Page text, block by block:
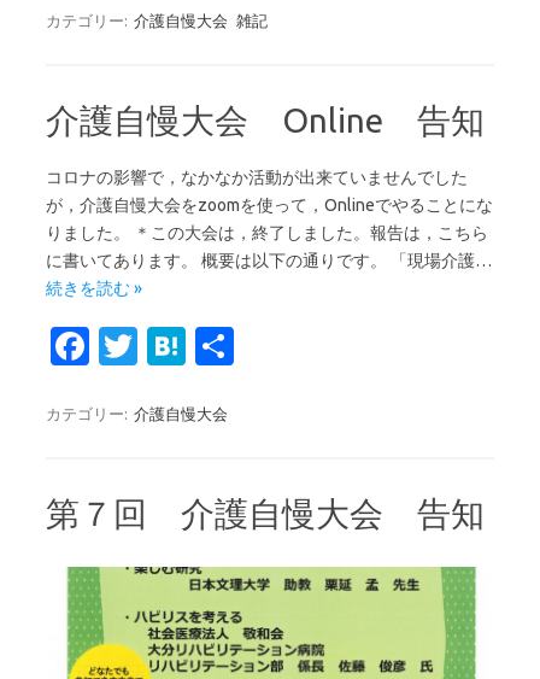
e
o
o
k
it
r
e
a
カテゴリー: 介護自慢大会 雑記
介護自慢大会 Online 告知
コロナの影響で，なかなか活動が出来ていませんでした
が，介護自慢大会をzoomを使って，Onlineでやることにな
りました。 ＊この大会は，終了しました。報告は，こちら
に書いてあります。 概要は以下の通りです。 「現場介護…
続きを読む »
Fa
e
o
o
k
T
it
r
H
e
a
カテゴリー: 介護自慢大会
第７回 介護自慢大会 告知